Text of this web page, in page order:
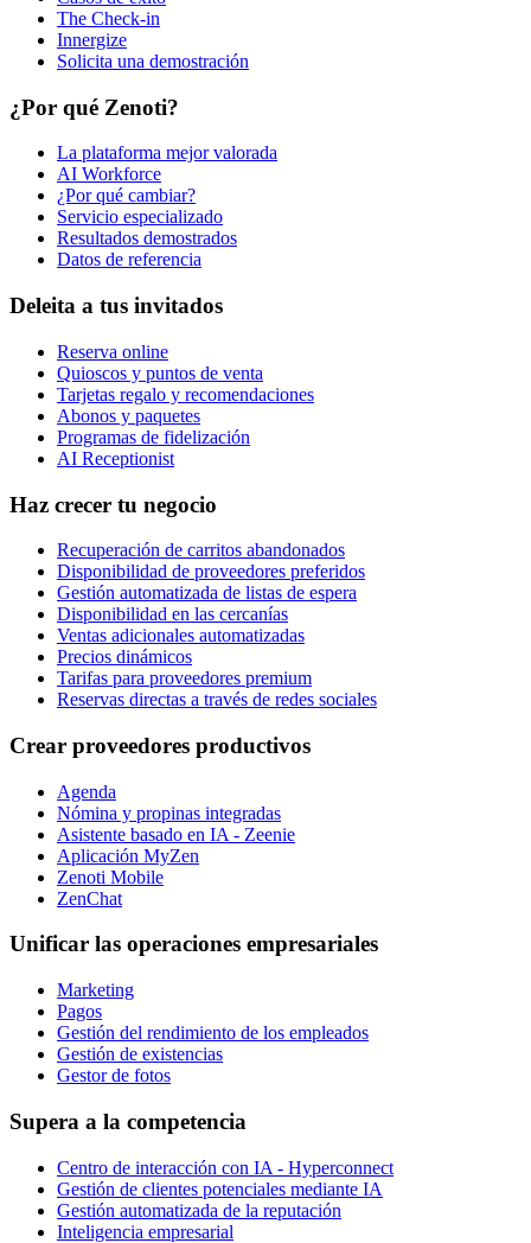
The Check-in
Innergize
Solicita una demostración
¿Por qué Zenoti?
La plataforma mejor valorada
AI Workforce
¿Por qué cambiar?
Servicio especializado
Resultados demostrados
Datos de referencia
Deleita a tus invitados
Reserva online
Quioscos y puntos de venta
Tarjetas regalo y recomendaciones
Abonos y paquetes
Programas de fidelización
AI Receptionist
Haz crecer tu negocio
Recuperación de carritos abandonados
Disponibilidad de proveedores preferidos
Gestión automatizada de listas de espera
Disponibilidad en las cercanías
Ventas adicionales automatizadas
Precios dinámicos
Tarifas para proveedores premium
Reservas directas a través de redes sociales
Crear proveedores productivos
Agenda
Nómina y propinas integradas
Asistente basado en IA - Zeenie
Aplicación MyZen
Zenoti Mobile
ZenChat
Unificar las operaciones empresariales
Marketing
Pagos
Gestión del rendimiento de los empleados
Gestión de existencias
Gestor de fotos
Supera a la competencia
Centro de interacción con IA - Hyperconnect
Gestión de clientes potenciales mediante IA
Gestión automatizada de la reputación
Inteligencia empresarial